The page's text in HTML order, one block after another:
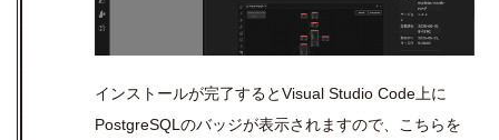
インストールが完了するとVisual Studio Code上に
PostgreSQLのバッジが表示されますので、こちらを